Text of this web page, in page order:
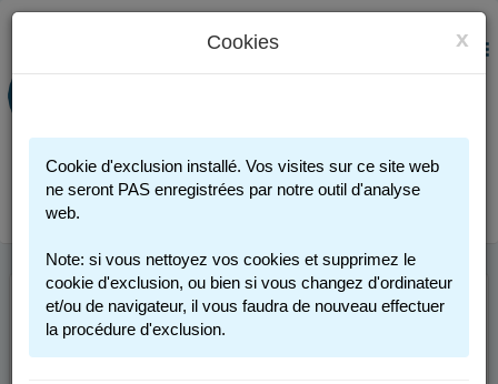
PORTAIL FAMILLE
Connexion
MENU
x
Cookies
Cookie d'exclusion installé. Vos visites sur ce site web
ne seront PAS enregistrées par notre outil d'analyse
web.
Note: si vous nettoyez vos cookies et supprimez le
cookie d'exclusion, ou bien si vous changez d'ordinateur
et/ou de navigateur, il vous faudra de nouveau effectuer
la procédure d'exclusion.